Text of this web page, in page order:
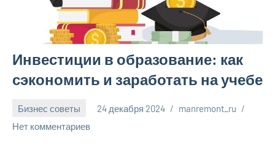
Инвестиции в образование: как
сэкономить и заработать на учебе
Бизнес советы 24 декабря 2024
manremont_ru
Нет комментариев